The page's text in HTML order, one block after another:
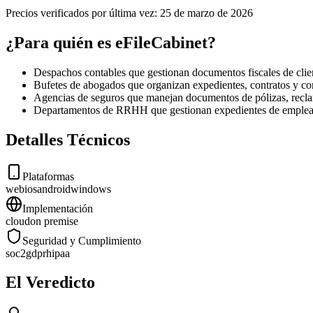
Precios verificados por última vez: 25 de marzo de 2026
¿Para quién es eFileCabinet?
Despachos contables que gestionan documentos fiscales de
Bufetes de abogados que organizan expedientes, contratos y
Agencias de seguros que manejan documentos de pólizas,
Departamentos de RRHH que gestionan expedientes de
Detalles Técnicos
Plataformas
webiosandroidwindows
Implementación
cloudon premise
Seguridad y Cumplimiento
soc2gdprhipaa
El Veredicto